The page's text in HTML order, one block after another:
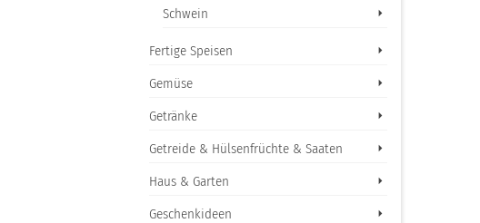
Schwein
Fertige Speisen
Gemüse
Getränke
Getreide & Hülsenfrüchte & Saaten
Haus & Garten
Geschenkideen